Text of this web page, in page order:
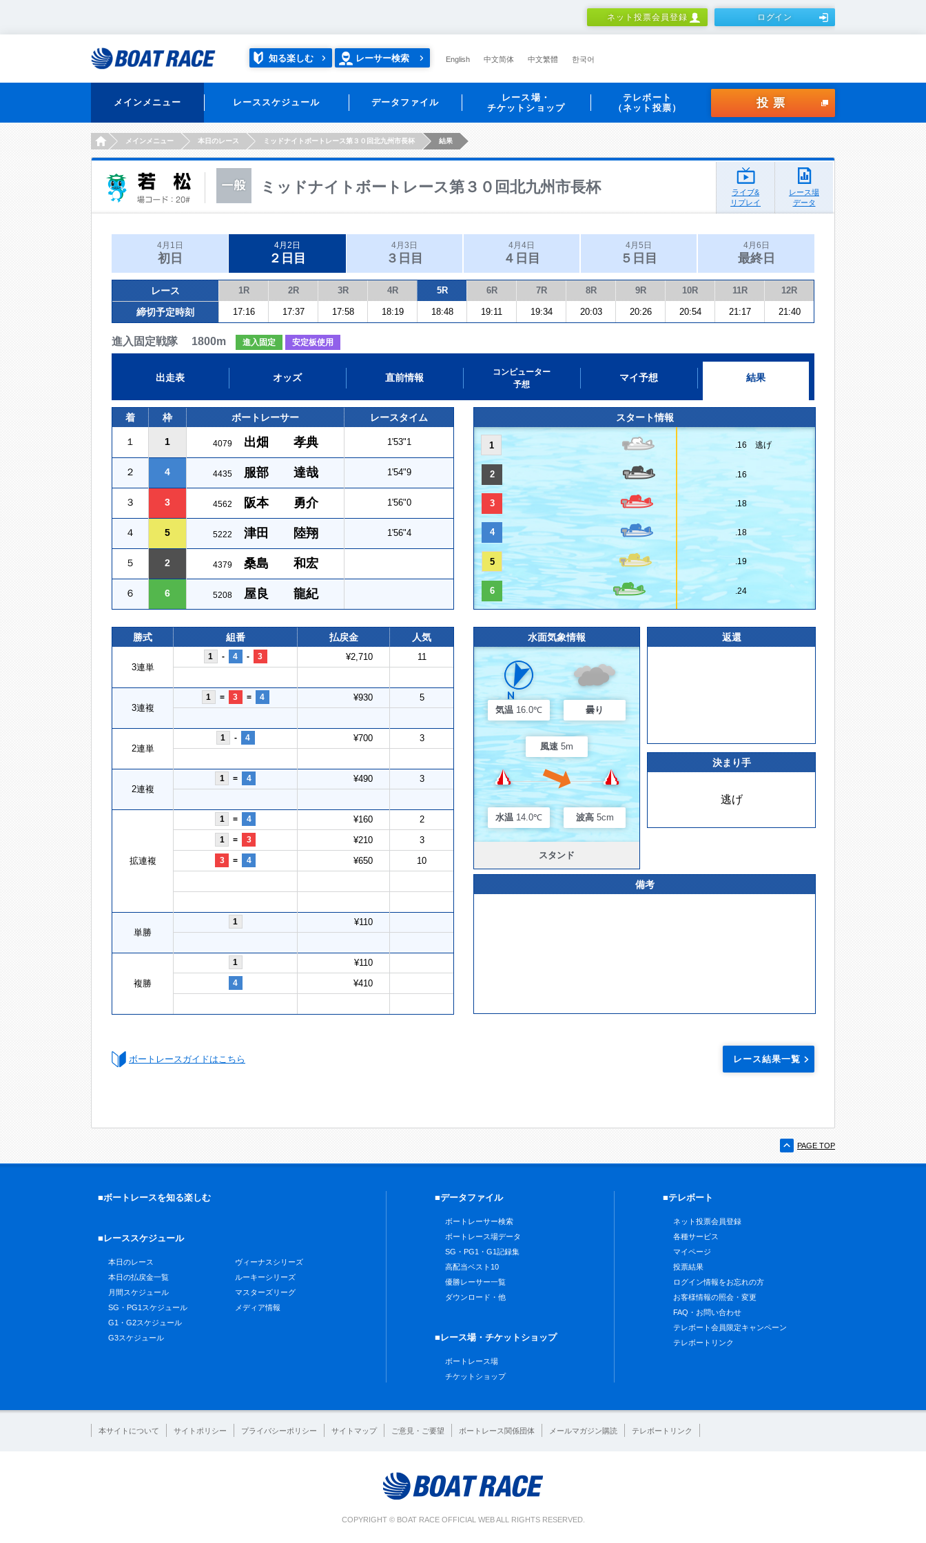
ネット投票会員登録 ログイン
知る楽しむ レーサー検索 English 中文简体 中文繁體 한국어
メインメニュー レーススケジュール データファイル
レース場・
チケットショップ
テレボート
（ネット投票）
投票
HOMEメインメニュー 本日のレース ミッドナイトボートレース第３０回北九州市長杯 結果
ミッドナイトボートレース第３０回北九州市長杯
ライブ&
リプレイ
レース場
データ
4月1日
初日
4月2日
２日目
4月3日
３日目
4月4日
４日目
4月5日
５日目
4月6日
最終日
レース 1R 2R 3R 4R 5R 6R 7R 8R 9R 10R 11R 12R
締切予定時刻 17:16 17:37 17:58 18:19 18:48 19:11 19:34 20:03 20:26 20:54 21:17 21:40
進入固定戦隊 1800m 進入固定 安定板使用
出走表 オッズ 直前情報
コンピューター
予想
マイ予想 結果
着 枠 ボートレーサー レースタイム
１ 1 4079 出畑 孝典 1'53"1
２ 4 4435 服部 達哉 1'54"9
３ 3 4562 阪本 勇介 1'56"0
４ 5 5222 津田 陸翔 1'56"4
５ 2 4379 桑島 和宏
６ 6 5208 屋良 龍紀
スタート情報
1 .16 逃げ
2 .16
3 .18
4 .18
5 .19
6 .24
勝式 組番 払戻金 人気
3連単
1 - 4 - 3 ¥2,710 11
3連複
1 = 3 = 4 ¥930 5
2連単
1 - 4 ¥700 3
2連複
1 = 4 ¥490 3
拡連複
1 = 4 ¥160 2
1 = 3 ¥210 3
3 = 4 ¥650 10
単勝
1 ¥110
複勝
1 ¥110
4 ¥410
水面気象情報
気温 16.0℃ 曇り
風速 5m
水温 14.0℃ 波高 5cm
スタンド
返還
決まり手
逃げ
備考
ボートレースガイドはこちら レース結果一覧
PAGE TOP
■ボートレースを知る楽しむ
■レーススケジュール
本日のレース
本日の払戻金一覧
月間スケジュール
SG・PG1スケジュール
G1・G2スケジュール
G3スケジュール
ヴィーナスシリーズ
ルーキーシリーズ
マスターズリーグ
メディア情報
■データファイル
ボートレーサー検索
ボートレース場データ
SG・PG1・G1記録集
高配当ベスト10
優勝レーサー一覧
ダウンロード・他
■レース場・チケットショップ
ボートレース場
チケットショップ
■テレボート
ネット投票会員登録
各種サービス
マイページ
投票結果
ログイン情報をお忘れの方
お客様情報の照会・変更
FAQ・お問い合わせ
テレボート会員限定キャンペーン
テレボートリンク
本サイトについて サイトポリシー プライバシーポリシー サイトマップ ご意見・ご要望 ボートレース関係団体 メールマガジン購読 テレボートリンク
COPYRIGHT © BOAT RACE OFFICIAL WEB ALL RIGHTS RESERVED.